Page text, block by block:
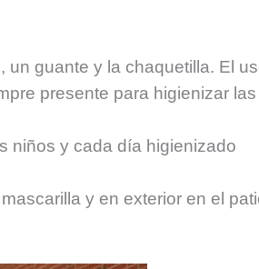
un guante y la chaquetilla. El
presente para higienizar las
niños y cada día higienizado
y en exterior en el